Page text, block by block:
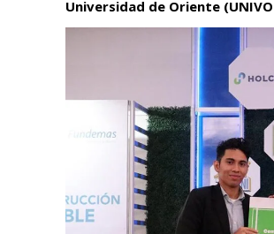
Universidad de Oriente